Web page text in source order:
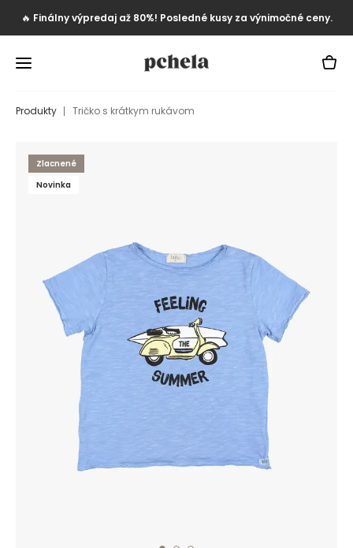
🔥 Finálny výpredaj až 80%! Posledné kusy za výnimočné ceny.
Produkty Tričko s krátkym rukávom
Zlacnené
Novinka